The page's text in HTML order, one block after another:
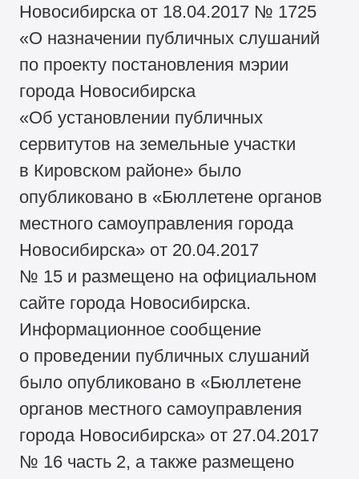
Новосибирска от 18.04.2017 № 1725
«О назначении публичных слушаний
по проекту постановления мэрии
города Новосибирска
«Об установлении публичных
сервитутов на земельные участки
в Кировском районе» было
опубликовано в «Бюллетене органов
местного самоуправления города
Новосибирска» от 20.04.2017
№ 15 и размещено на официальном
сайте города Новосибирска.
Информационное сообщение
о проведении публичных слушаний
было опубликовано в «Бюллетене
органов местного самоуправления
города Новосибирска» от 27.04.2017
№ 16 часть 2, а также размещено